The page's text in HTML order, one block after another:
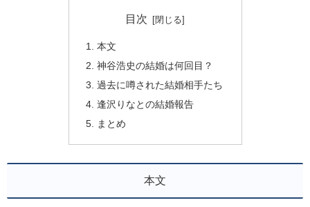
目次
本文
神谷浩史の結婚は何回目？
過去に噂された結婚相手たち
逢沢りなとの結婚報告
まとめ
本文